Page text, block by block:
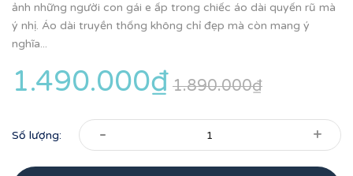
ảnh những người con gái e ấp trong chiếc áo dài quyến rũ mà
ý nhị. Áo dài truyền thống không chỉ đẹp mà còn mang ý
nghĩa...
1.490.000₫ 1.890.000₫
Số lượng: - +